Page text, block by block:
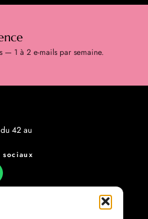
— 1 à 2 e-mails par semaine.
42 au